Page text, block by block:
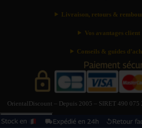
Livraison, retours &
Vos avantages client
Conseils & guides
OrientalDiscount – Depuis 2005 – SIRET 490 075
Besoin d’aide ?
?